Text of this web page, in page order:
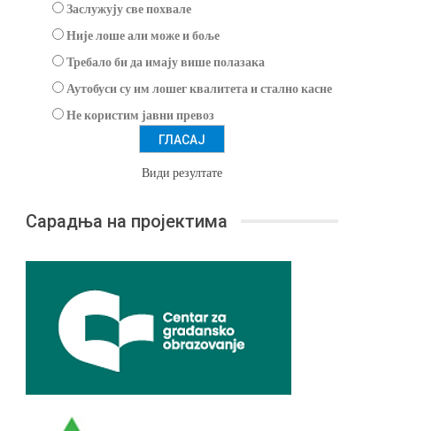
Заслужују све похвале
Није лоше али може и боље
Требало би да имају више полазака
Аутобуси су им лошег квалитета и стално касне
Не користим јавни превоз
Види резултате
Сарадња на пројектима